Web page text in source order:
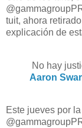
tuit, ahora
explicación de
No hay
Aaron
Este jueves por